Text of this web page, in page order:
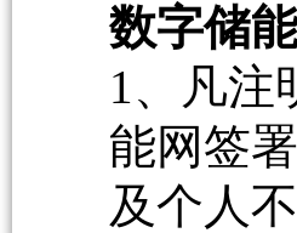
数字储
1、凡注
能网签
及个人